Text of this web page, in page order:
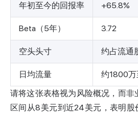
年初至今的回报率 +65.8%
Beta（5年） 3.72
空头头寸 约占流通
日均流量
约1800
请将这张表格视为风险概况，而
区间从8美元到近24美元，表明股